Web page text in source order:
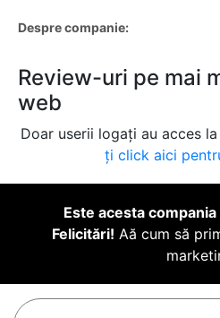
Despre companie:
Review-uri pe mai
web
Doar userii logați au acces
ți click aici
Este acesta
Felicitări! Aă cum să